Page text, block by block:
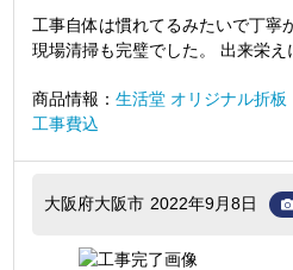
工事自体は慣れてるみたいで丁寧
現場清掃も完璧でした。 出来栄え
商品情報： 生活堂 オリジナル折
工事費込
大阪府大阪市 2022年9月8日